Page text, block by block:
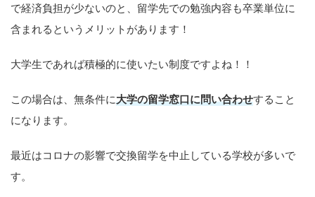
で経済負担が少ないのと、留学先での勉強内容も卒業単位に
含まれるというメリットがあります！
大学生であれば積極的に使いたい制度ですよね！！
この場合は、無条件に大学の留学窓口に問い合わせすること
になります。
最近はコロナの影響で交換留学を中止している学校が多いで
す。